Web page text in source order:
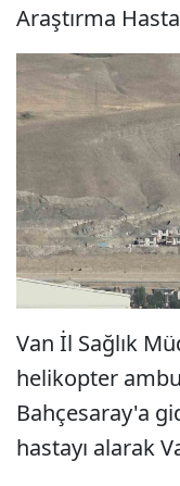
Araştırma
Van İl Sağlık
helikopter
Bahçesaray'a
hastayı alarak